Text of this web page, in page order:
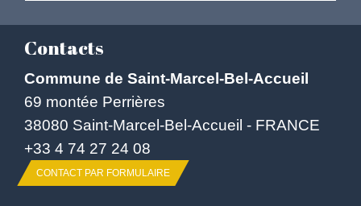
Contacts
Commune de Saint-Marcel-Bel-Accueil
69 montée Perrières
38080 Saint-Marcel-Bel-Accueil - FRANCE
+33 4 74 27 24 08
CONTACT PAR FORMULAIRE